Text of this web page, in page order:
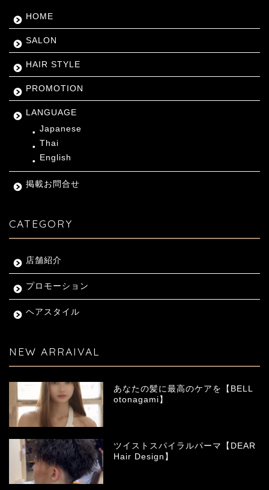
HOME
SALON
HAIR STYLE
PROMOTION
LANGUAGE
Japanese
Thai
English
掲載お問合せ
CATEGORY
店舗紹介
プロモーション
ヘアスタイル
NEW ARRAIVAL
あなたの髪に最高のケアを【BELL
otonagami】
ツイストスパイラルパーマ【DEAR
Hair Design】